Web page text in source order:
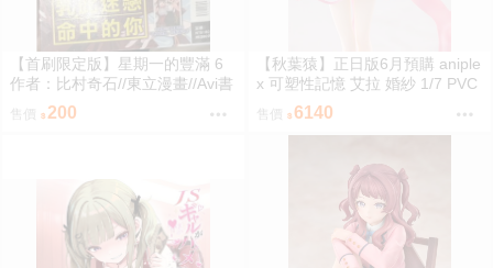
【首刷限定版】星期一的豐滿 6
作者：比村奇石//東立漫畫//Avi書
售價 200
【秋葉猿】正日版6月預購 aniple
x 可塑性記憶 艾拉 婚紗 1/7 PVC
完成品
售價 6140